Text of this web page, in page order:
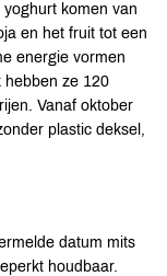
komen van
en het fruit tot een
energie vormen
hebben ze 120
Vanaf oktober
plastic deksel,
datum mits
houdbaar.